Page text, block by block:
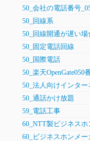
50_会社の電話番号
50_回線系
50_回線開通が遅い
50_固定電話回線
50_国際電話
50_楽天OpenGate050
50_法人向けインター
50_通話かけ放題
59_電話工事
60_NTT製ビジネスホ
60_ビジネスホンメ